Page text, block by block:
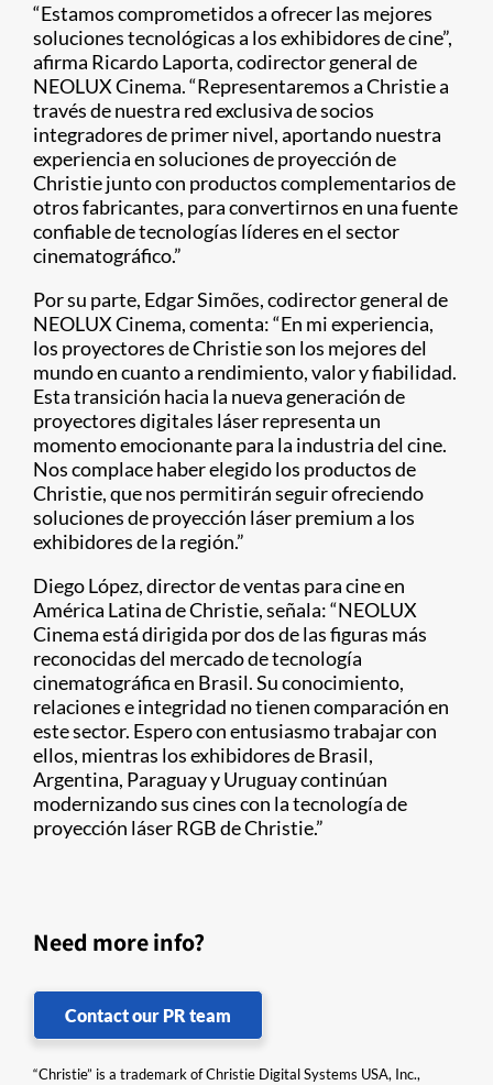
“Estamos comprometidos a ofrecer las mejores
soluciones tecnológicas a los exhibidores de cine”,
afirma Ricardo Laporta, codirector general de
NEOLUX Cinema. “Representaremos a Christie a
través de nuestra red exclusiva de socios
integradores de primer nivel, aportando nuestra
experiencia en soluciones de proyección de
Christie junto con productos complementarios de
otros fabricantes, para convertirnos en una fuente
confiable de tecnologías líderes en el sector
cinematográfico.”
Por su parte, Edgar Simões, codirector general de
NEOLUX Cinema, comenta: “En mi experiencia,
los proyectores de Christie son los mejores del
mundo en cuanto a rendimiento, valor y fiabilidad.
Esta transición hacia la nueva generación de
proyectores digitales láser representa un
momento emocionante para la industria del cine.
Nos complace haber elegido los productos de
Christie, que nos permitirán seguir ofreciendo
soluciones de proyección láser premium a los
exhibidores de la región.”
Diego López, director de ventas para cine en
América Latina de Christie, señala: “NEOLUX
Cinema está dirigida por dos de las figuras más
reconocidas del mercado de tecnología
cinematográfica en Brasil. Su conocimiento,
relaciones e integridad no tienen comparación en
este sector. Espero con entusiasmo trabajar con
ellos, mientras los exhibidores de Brasil,
Argentina, Paraguay y Uruguay continúan
modernizando sus cines con la tecnología de
proyección láser RGB de Christie.”
Need more info?
Contact our PR team
“Christie” is a trademark of Christie Digital Systems USA, Inc.,